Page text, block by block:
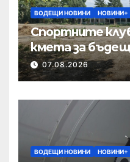
ВОДЕЩИ НОВИНИ НОВИНИ+
Спортните
кмета за
полк
07.08.2026
ВОДЕЩИ НОВИНИ НОВИНИ+